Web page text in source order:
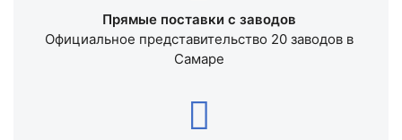
Прямые поставки с заводов
Официальное представительство 20 заводов в
Самаре